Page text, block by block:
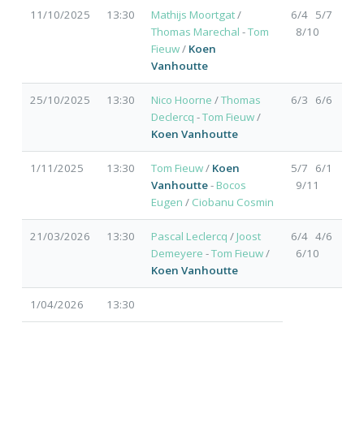
11/10/2025 13:30 Mathijs Moortgat/
Thomas Marechal -Tom
Fieuw/ Koen
Vanhoutte
6/4 5/7
8/10
25/10/2025 13:30 Nico Hoorne /Thomas
Declercq -Tom Fieuw/
Koen Vanhoutte
6/3 6/6
1/11/2025 13:30 Tom Fieuw/ Koen
Vanhoutte- Bocos
Eugen / Ciobanu Cosmin
5/7 6/1
9/11
21/03/2026 13:30 Pascal Leclercq / Joost
Demeyere -Tom Fieuw/
Koen Vanhoutte
6/4 4/6
6/10
1/04/2026 13:30